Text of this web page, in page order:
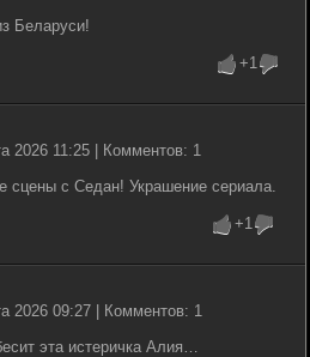
Беларуси!
+1
2026 11:25 | Комментов: 1
сцены с Седан! Украшение сериала.
+1
2026 09:27 | Комментов: 1
эта истеричка Алия…